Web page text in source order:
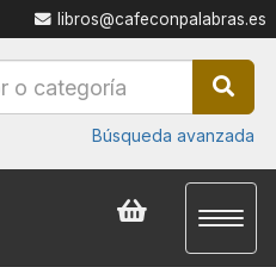
libros@cafeconpalabras.es
Búsqueda avanzada